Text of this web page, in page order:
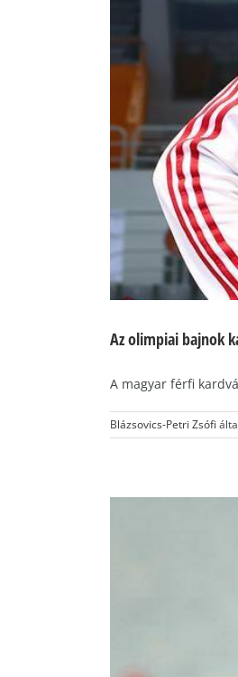
Az olimpiai bajnok
A magyar férfi
Blázsovics-Petri Zsófi